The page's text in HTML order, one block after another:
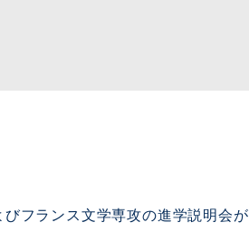
フランス文学専攻の進学説明会が